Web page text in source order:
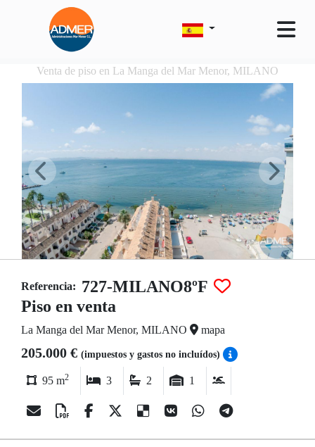
Venta de piso en La Manga del Mar Menor, MILANO
Referencia: 727-MILANO8ºF
Piso en venta
La Manga del Mar Menor, MILANO mapa
205.000 € (impuestos y gastos no incluídos)
95 m2 3 2 1